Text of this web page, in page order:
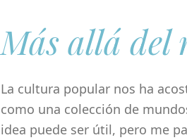
Más allá del
La cultura popular nos ha
como una colección de
idea puede ser útil, pero me